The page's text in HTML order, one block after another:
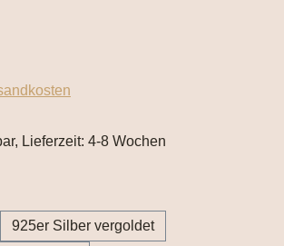
Lieferzeit: 4-8 Wochen
925er Silber vergoldet